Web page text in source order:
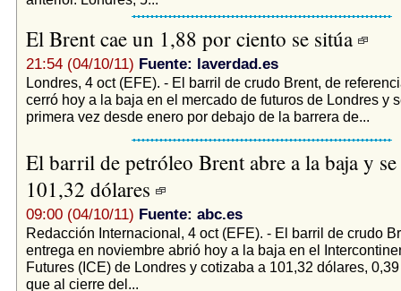
El Brent cae un 1,88 por ciento se sitúa
21:54 (04/10/11) Fuente: laverdad.es
Londres, 4 oct (EFE). - El barril de crudo Brent, de
cerró hoy a la baja en el mercado de futuros de Londres y
primera vez desde enero por debajo de la barrera de...
El barril de petróleo Brent abre a la baja y se
101,32 dólares
09:00 (04/10/11) Fuente: abc.es
Redacción Internacional, 4 oct (EFE). - El barril de crudo
entrega en noviembre abrió hoy a la baja en el
Futures (ICE) de Londres y cotizaba a 101,32 dólares,
que al cierre del...